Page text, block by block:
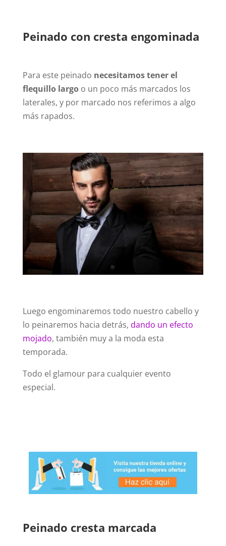
Peinado con cresta engominada
Para este peinado necesitamos tener el
flequillo largoo un poco más marcados los
laterales, y por marcado nos referimos a algo
más rapados.
Luego engominaremos todo nuestro cabello y
lo peinaremos hacia detrás, dando un efecto
mojado, también muy a la moda esta
temporada.
Todo el glamour para cualquier evento
especial.
Peinado cresta marcada